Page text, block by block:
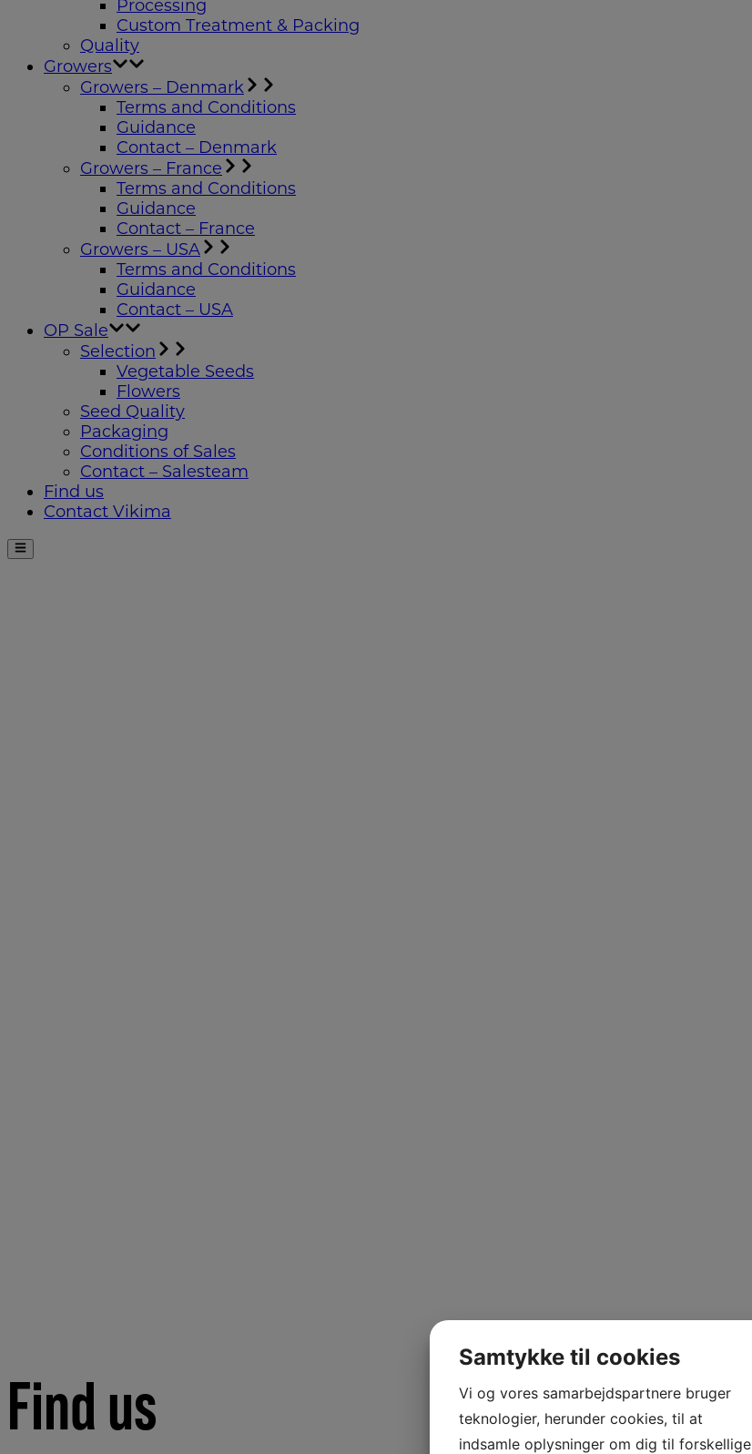
Processing
Custom Treatment & Packing
Quality
Growers
Growers – Denmark
Terms and Conditions
Guidance
Contact – Denmark
Growers – France
Terms and Conditions
Guidance
Contact – France
Growers – USA
Terms and Conditions
Guidance
Contact – USA
OP Sale
Selection
Vegetable Seeds
Flowers
Seed Quality
Packaging
Conditions of Sales
Contact – Salesteam
Find us
Contact Vikima
Find us
Samtykke til cookies
Vi og vores samarbejdspartnere bruger
teknologier, herunder cookies, til at
indsamle oplysninger om dig til forskellige